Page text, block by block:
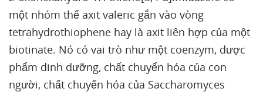
một nhóm thế axit valeric gắn vào vòng
tetrahydrothiophene hay là axit liên hợp của một
biotinate. Nó có vai trò như một coenzym, dược
phẩm dinh dưỡng, chất chuyển hóa của con
người, chất chuyển hóa của Saccharomyces